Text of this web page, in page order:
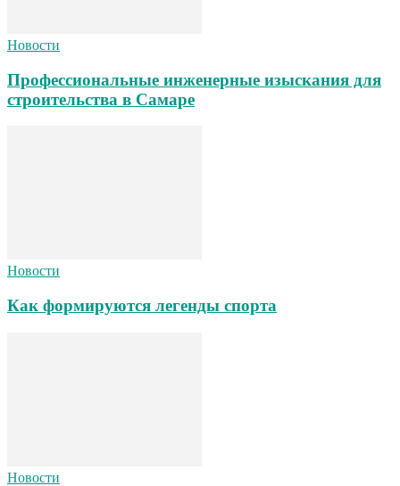
Новости
Профессиональные инженерные изыскания для
строительства в Самаре
Новости
Как формируются легенды спорта
Новости